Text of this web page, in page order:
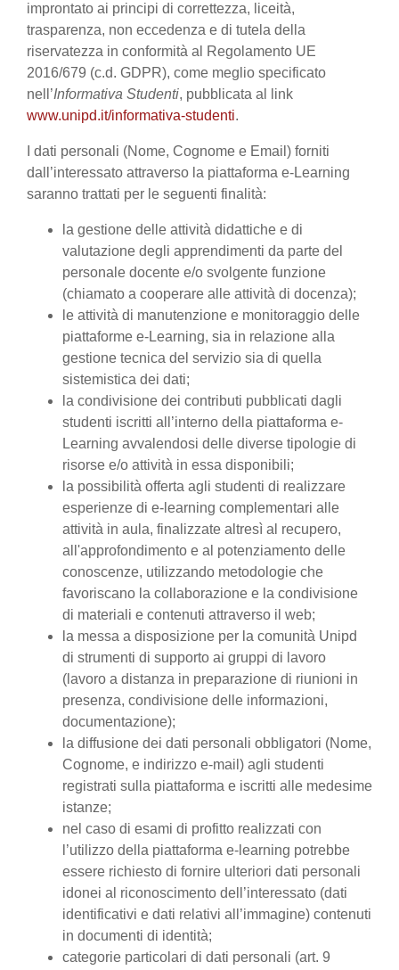
improntato ai principi di correttezza, liceità,
trasparenza, non eccedenza e di tutela della
riservatezza in conformità al Regolamento UE
2016/679 (c.d. GDPR), come meglio specificato
nell’Informativa Studenti, pubblicata al link
www.unipd.it/informativa-studenti.
I dati personali (Nome, Cognome e Email) forniti
dall’interessato attraverso la piattaforma e-Learning
saranno trattati per le seguenti finalità:
la gestione delle attività didattiche e di
valutazione degli apprendimenti da parte del
personale docente e/o svolgente funzione
(chiamato a cooperare alle attività di docenza);
le attività di manutenzione e monitoraggio delle
piattaforme e-Learning, sia in relazione alla
gestione tecnica del servizio sia di quella
sistemistica dei dati;
la condivisione dei contributi pubblicati dagli
studenti iscritti all’interno della piattaforma e-
Learning avvalendosi delle diverse tipologie di
risorse e/o attività in essa disponibili;
la possibilità offerta agli studenti di realizzare
esperienze di e-learning complementari alle
attività in aula, finalizzate altresì al recupero,
all'approfondimento e al potenziamento delle
conoscenze, utilizzando metodologie che
favoriscano la collaborazione e la condivisione
di materiali e contenuti attraverso il web;
la messa a disposizione per la comunità Unipd
di strumenti di supporto ai gruppi di lavoro
(lavoro a distanza in preparazione di riunioni in
presenza, condivisione delle informazioni,
documentazione);
la diffusione dei dati personali obbligatori (Nome,
Cognome, e indirizzo e-mail) agli studenti
registrati sulla piattaforma e iscritti alle medesime
istanze;
nel caso di esami di profitto realizzati con
l’utilizzo della piattaforma e-learning potrebbe
essere richiesto di fornire ulteriori dati personali
idonei al riconoscimento dell’interessato (dati
identificativi e dati relativi all’immagine) contenuti
in documenti di identità;
categorie particolari di dati personali (art. 9